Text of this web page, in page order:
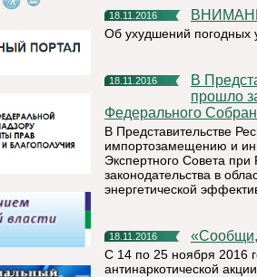
18.11.2016
Об ухудшений погодных
18.11.2016
В Представительстве Республики Коми в Санкт-Петербурге
прошло
Федерального
В Представительстве
импортозамещению и
Экспертного Совета
законодательства в
энергетической
18.11.2016
С 14 по 25 ноября 2016
антинаркотической